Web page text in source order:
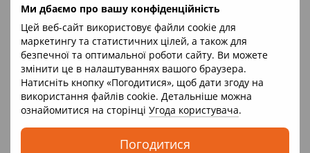
Ми дбаємо про вашу конфіденційність
Цей веб-сайт використовує файли cookie для
маркетингу та статистичних цілей, а також для
безпечної та оптимальної роботи сайту. Ви можете
змінити це в налаштуваннях вашого браузера.
Натисніть кнопку «Погодитися», щоб дати згоду на
використання файлів cookie. Детальніше можна
ознайомитися на сторінці Угода користувача.
Погодитися